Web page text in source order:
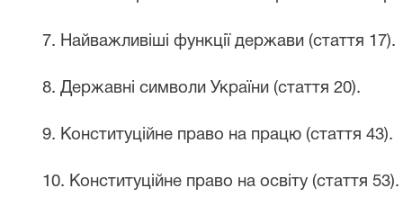
7. Найважливіші функції держави (стаття 17).
8. Державні символи України (стаття 20).
9. Конституційне право на працю (стаття 43).
10. Конституційне право на освіту (стаття 53).